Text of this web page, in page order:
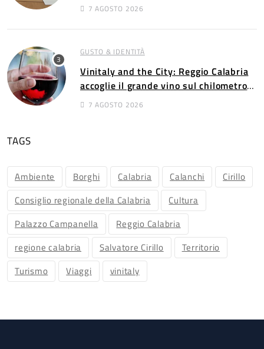
persone con disabilità​​
7 AGOSTO 2026
GUSTO & IDENTITÀ
Vinitaly and the City: Reggio Calabria
accoglie il grande vino sul chilometro
più bello d’Italia
7 AGOSTO 2026
TAGS
Ambiente Borghi Calabria Calanchi
Cirillo
Consiglio regionale della Calabria
Cultura
Palazzo Campanella
Reggio Calabria
regione calabria
Salvatore Cirillo
Territorio
Turismo
Viaggi vinitaly